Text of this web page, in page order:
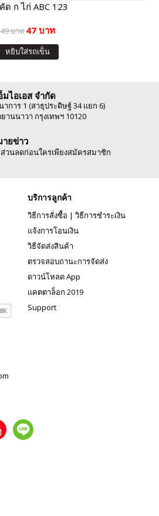
ด ก ไก่ ABC 123
49 บาท47 บาท
หยิบใส่รถเข็น
ไอเอส จำกัด
การ 1 (สาธุประดิษฐ์ 34 แยก 6)
านนาวา กรุงเทพฯ 10120
ยข่าว
วนลดก่อนใครเพียงสมัครสมาชิก
บริการลูกค้า
วิธีการสั่งซื้อ | วิธีการชำระเงิน
แจ้งการโอนเงิน
วิธีจัดส่งสินค้า
ตรวจสอบถานะการจัดส่ง
ดาวน์โหลด App
แคตตาล็อก 2019
Support